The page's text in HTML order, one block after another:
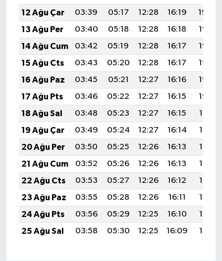
12 Ağu Çar
03:39 05:17 12:28 16:19
19:29
13 Ağu Per
03:40 05:18 12:28 16:18
19:28
14 Ağu Cum
03:42 05:19 12:28 16:17
19:26
15 Ağu Cts
03:43 05:20 12:28 16:17
19:25
16 Ağu Paz
03:45 05:21 12:27 16:16
19:23
17 Ağu Pts
03:46 05:22 12:27 16:15
19:22
18 Ağu Sal
03:48 05:23 12:27 16:15
19:21
19 Ağu Çar
03:49 05:24 12:27 16:14
19:19
20 Ağu Per
03:50 05:25 12:26 16:13
19:18
21 Ağu Cum
03:52 05:26 12:26 16:13
19:16
22 Ağu Cts
03:53 05:27 12:26 16:12
19:15
23 Ağu Paz
03:55 05:28 12:26 16:11
19:13
24 Ağu Pts
03:56 05:29 12:25 16:10
19:12
25 Ağu Sal
03:58 05:30 12:25 16:09 19:10